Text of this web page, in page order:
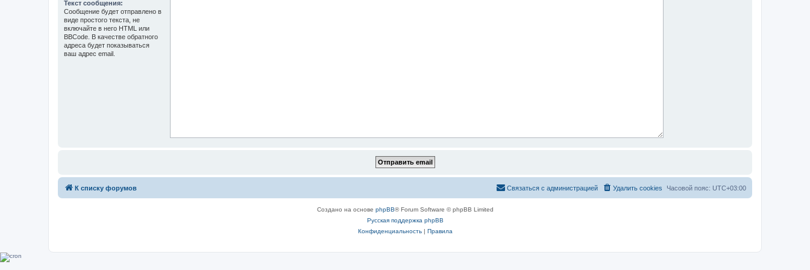
Текст сообщения:
Сообщение будет отправлено в
виде простого текста, не
включайте в него HTML или
BBCode. В качестве обратного
адреса будет показываться
ваш адрес email.
К списку форумов Часовой пояс: UTC+03:00
Удалить cookies
Связаться с администрацией
Создано на основе phpBB® Forum Software © phpBB Limited
Русская поддержка phpBB
Конфиденциальность| Правила